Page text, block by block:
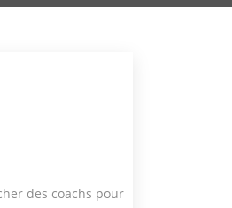
des coachs pour